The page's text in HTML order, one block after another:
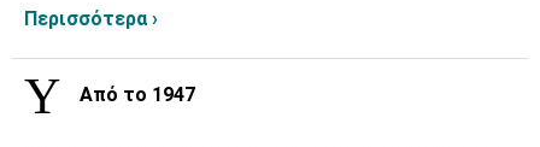
Περισσότερα ›
Από το 1947